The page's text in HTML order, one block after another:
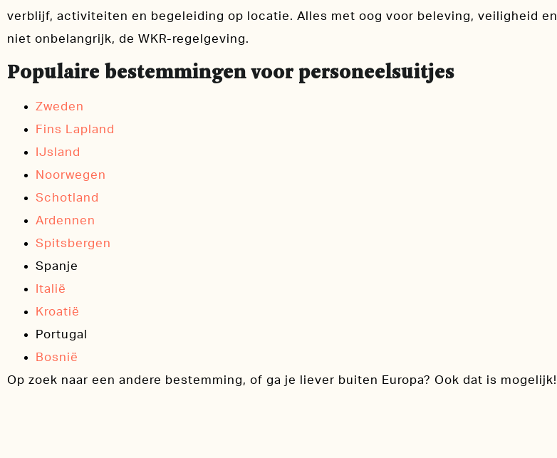
verblijf, activiteiten en begeleiding op locatie. Alles met oog voor beleving, veiligheid en
niet onbelangrijk, de WKR-regelgeving.
Populaire bestemmingen voor personeelsuitjes
Zweden
Fins Lapland
IJsland
Noorwegen
Schotland
Ardennen
Spitsbergen
Spanje
Italië
Kroatië
Portugal
Bosnië
Op zoek naar een andere bestemming, of ga je liever buiten Europa? Ook dat is mogelijk!